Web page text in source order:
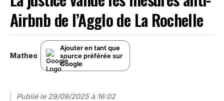
Airbnb de l’Agglo de La Rochelle
Matheo
Ajouter en tant que
source préférée sur
Google
Publié le 29/09/2025 à 16:02